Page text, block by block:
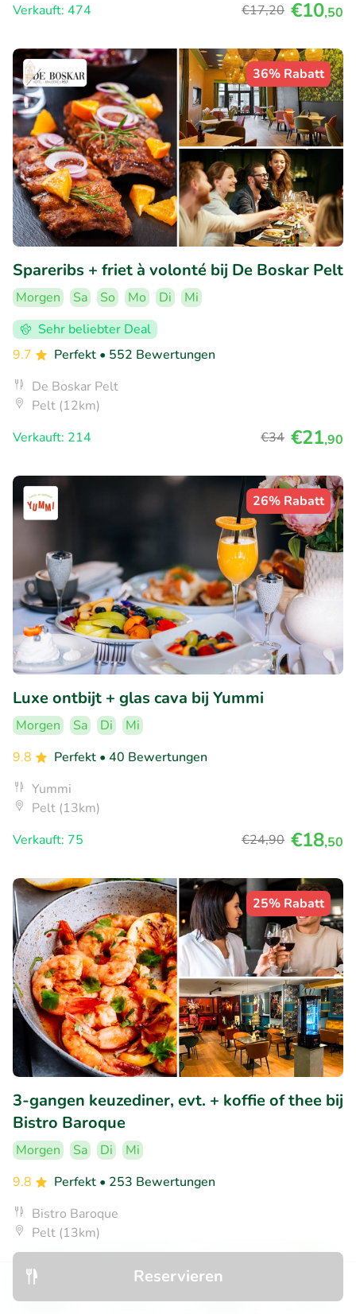
Reservieren
Verkauft: 474
€17,20 €10,50
36% Rabatt
Spareribs + friet à volonté bij De Boskar Pelt
Morgen Sa So Mo Di
Mi
Sehr beliebter Deal
9.7
Perfekt • 552 Bewertungen
De Boskar Pelt
Pelt (12km)
Verkauft: 214
€34 €21,90
26% Rabatt
Luxe ontbijt + glas cava bij Yummi
Morgen Sa Di
Mi
9.8
Perfekt • 40 Bewertungen
Yummi
Pelt (13km)
Verkauft: 75
€24,90 €18,50
25% Rabatt
3-gangen keuzediner, evt. + koffie of thee bij
Bistro Baroque
Morgen Sa Di
Mi
9.8
Perfekt • 253 Bewertungen
Bistro Baroque
Pelt (13km)
Verkauft: 99